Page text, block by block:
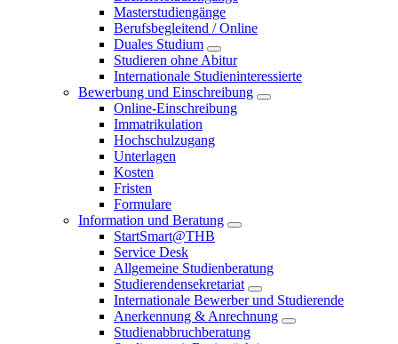
Masterstudiengänge
Berufsbegleitend / Online
Duales Studium
Studieren ohne Abitur
Internationale Studieninteressierte
Bewerbung und Einschreibung
Online-Einschreibung
Immatrikulation
Hochschulzugang
Unterlagen
Kosten
Fristen
Formulare
Information und Beratung
StartSmart@THB
Service Desk
Allgemeine Studienberatung
Studierendensekretariat
Internationale Bewerber und Studierende
Anerkennung & Anrechnung
Studienabbruchberatung